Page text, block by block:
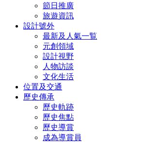
節日推廣
旅遊資訊
設計號外
最新及人氣一覧
元創領域
設計視野
人物訪談
文化生活
位置及交通
歷史傳承
歷史軌跡
歷史焦點
歷史導賞
成為導賞員